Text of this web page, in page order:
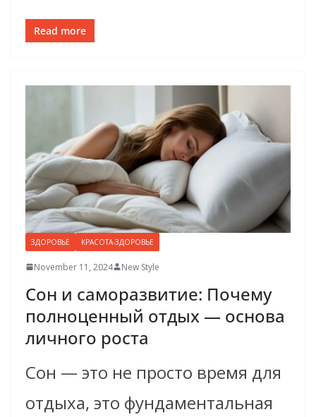
Read more
ЗДОРОВЬЕ КРАСОТА-ЗДОРОВЬЕ
November 11, 2024 New Style
Сон и саморазвитие: Почему
полноценный отдых — основа
личного роста
Сон — это не просто время для
отдыха, это фундаментальная